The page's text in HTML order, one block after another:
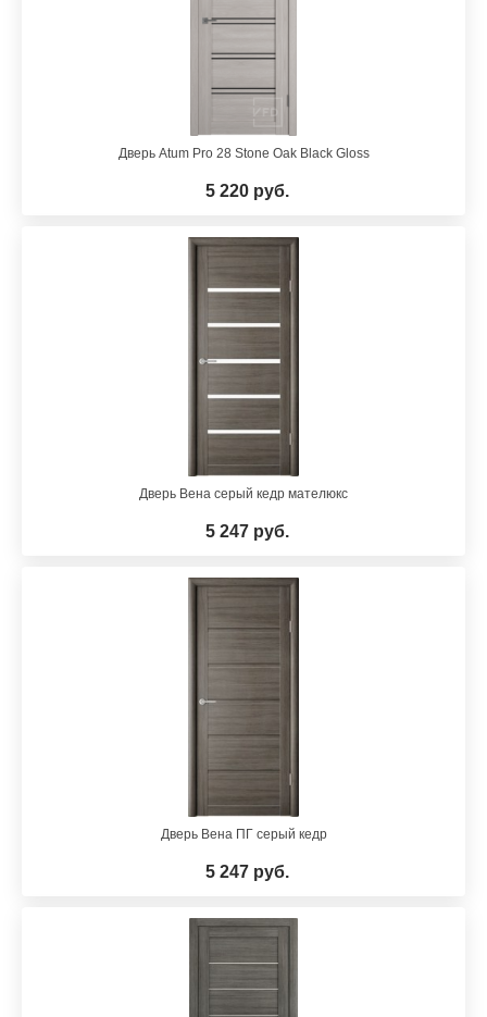
Дверь Atum Pro 28 Stone Oak Black Gloss
5 220 руб.
Дверь Вена серый кедр мателюкс
5 247 руб.
Дверь Вена ПГ серый кедр
5 247 руб.